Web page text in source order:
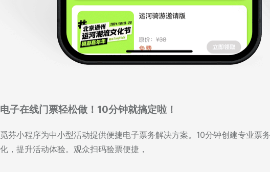
电子在线门票轻松做！10分钟就搞定啦！
觅芬小程序为中小型活动提供便捷电子票务解决方案。10分钟创建专业
化，提升活动体验。观众扫码验票便捷，